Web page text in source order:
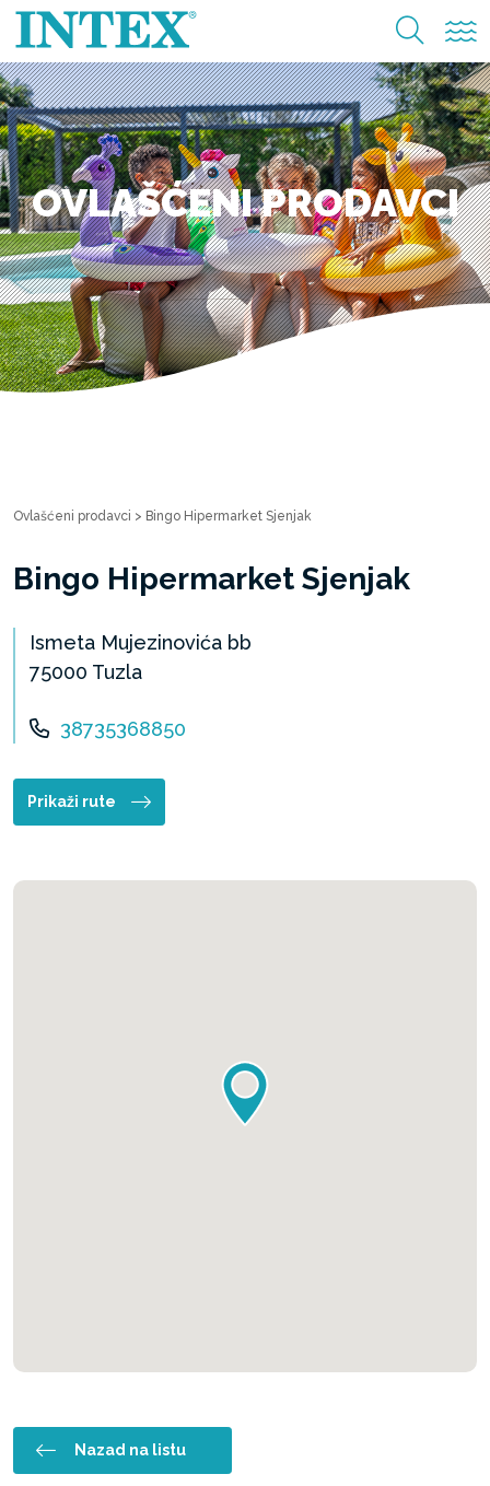
OVLAŠĆENI PRODAVCI
Ovlašćeni prodavci > Bingo Hipermarket Sjenjak
Bingo Hipermarket Sjenjak
Ismeta Mujezinovića bb
75000 Tuzla
38735368850
Prikaži rute
Nazad na listu